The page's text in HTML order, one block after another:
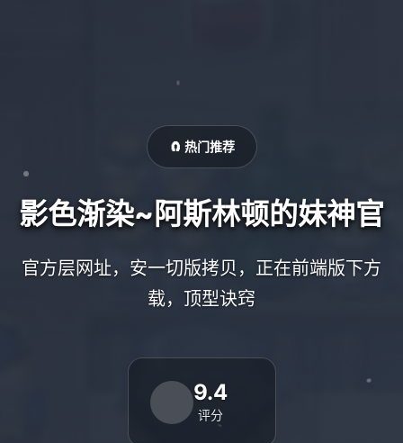
🧲 热门推荐
影色渐染~阿斯林顿的妹神官
官方层网址，安一切版拷贝，正在前端版下方
载，顶型诀窍
9.4
评分